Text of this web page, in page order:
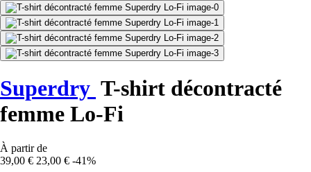
Superdry T-shirt décontracté
femme Lo-Fi
À partir de
39,00 € 23,00 € -41%